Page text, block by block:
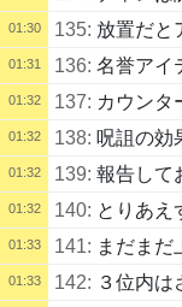
01:30 135: 放置だと
01:31 136: 名誉アイ
01:32 137: カウンタ
01:32 138: 呪詛の効
01:32 139: 報告して
01:32 140: とりあえ
01:33 141: まだまだ
01:33 142: ３位内は